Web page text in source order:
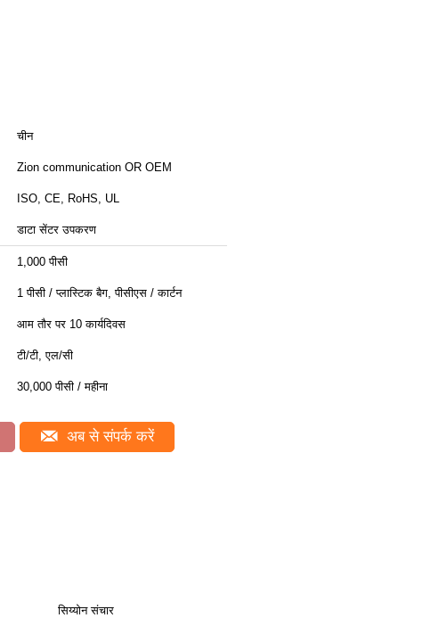
चीन
Zion communication OR OEM
ISO, CE, RoHS, UL
डाटा सेंटर उपकरण
1,000 पीसी
1 पीसी / प्लास्टिक बैग, पीसीएस / कार्टन
आम तौर पर 10 कार्यदिवस
टी/टी, एल/सी
30,000 पीसी / महीना
अब से संपर्क करें
सिय्योन संचार